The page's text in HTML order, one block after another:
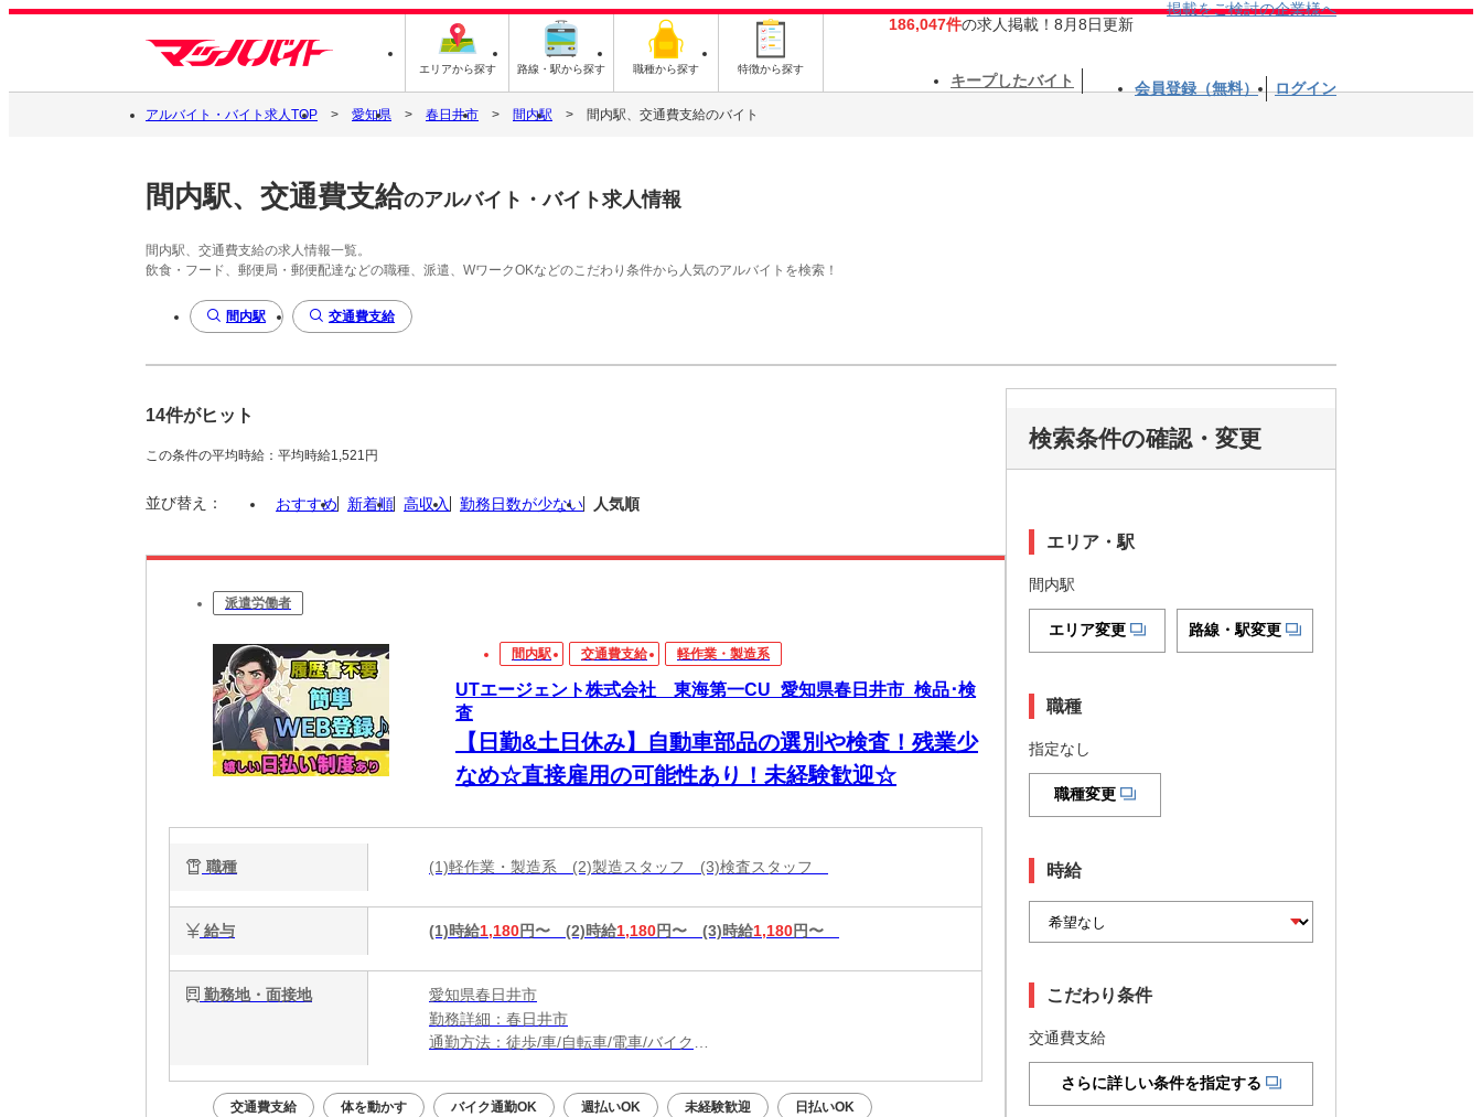
エリアから探す 路線・駅から探す 職種から探す 特徴から探す
186,047件の求人掲載！8月8日更新
掲載をご検討の企業様へ
キープしたバイト 会員登録（無料） ログイン
アルバイト・バイト求人TOP 愛知県 春日井市 間内駅 間内駅、交通費支給のバイト
間内駅、交通費支給のアルバイト・バイト求人情報
間内駅、交通費支給の求人情報一覧。
飲食・フード、郵便局・郵便配達などの職種、派遣、WワークOKなどのこだわり条件から人気のアルバイトを検索！
間内駅 交通費支給
14件がヒット
この条件の平均時給：平均時給1,521円
並び替え： おすすめ 新着順 高収入 勤務日数が少ない 人気順
派遣労働者
間内駅 交通費支給 軽作業・製造系
UTエージェント株式会社 東海第一CU_愛知県春日井市_検品･検
査
【日勤&土日休み】自動車部品の選別や検査！残業少
なめ☆直接雇用の可能性あり！未経験歓迎☆
職種 (1)軽作業・製造系 (2)製造スタッフ (3)検査スタッフ
給与 (1)時給1,180円〜 (2)時給1,180円〜 (3)時給1,180円〜
勤務地・面接地
愛知県春日井市
勤務詳細：春日井市
通勤方法：徒歩/車/自転車/電車/バイク
※構内の無料駐車場利用OK
交通費支給 体を動かす バイク通勤OK 週払いOK 未経験歓迎 日払いOK
検索条件の確認・変更
エリア・駅
間内駅
エリア変更 路線・駅変更
職種
指定なし
職種変更
時給
こだわり条件
交通費支給
さらに詳しい条件を指定する